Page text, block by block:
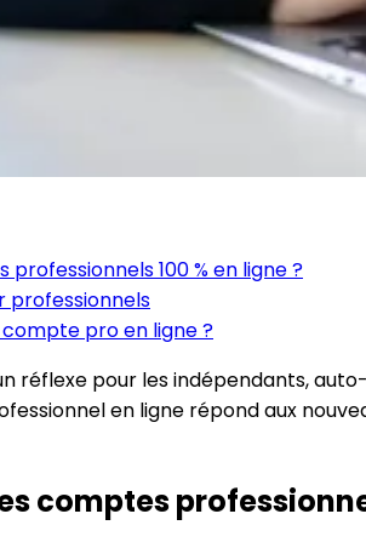
100 % en ligne ?
professionnels
pro en ligne ?
réflexe pour les indépendants,
en ligne répond aux
comptes